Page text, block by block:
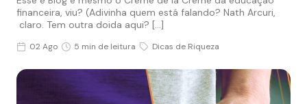
financeira, viu? (Adivinha quem está falando? Nath Arcuri,
claro. Tem outra doida aqui? […]
02 Ago 5 min de leitura Dicas de Riqueza